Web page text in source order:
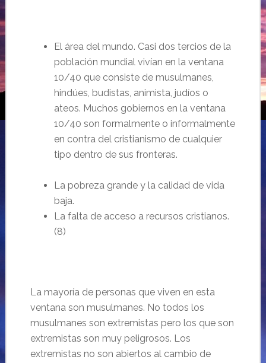
El área del mundo. Casi dos tercios de la
población mundial vivían en la ventana
10/40 que consiste de musulmanes,
hindúes, budistas, animista, judíos o
ateos. Muchos gobiernos en la ventana
10/40 son formalmente o informalmente
en contra del cristianismo de cualquier
tipo dentro de sus fronteras.
La pobreza grande y la calidad de vida
baja.
La falta de acceso a recursos cristianos.
(8)
La mayoría de personas que viven en esta
ventana son musulmanes. No todos los
musulmanes son extremistas pero los que son
extremistas son muy peligrosos. Los
extremistas no son abiertos al cambio de